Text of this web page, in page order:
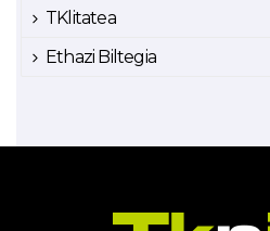
TKlitatea
Ethazi Biltegia